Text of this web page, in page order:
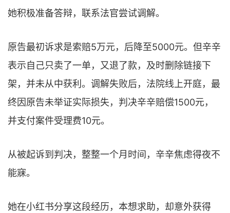
她积极准备答辩，联系法官尝试调解。
原告最初诉求是索赔5万元，后降至5000元。但辛辛
表示自己只卖了一单，又退了款，及时删除链接下
架，并未从中获利。调解失败后，法院线上开庭，最
终因原告未举证实际损失，判决辛辛赔偿1500元，
并支付案件受理费10元。
从被起诉到判决，整整一个月时间，辛辛焦虑得夜不
能寐。
她在小红书分享这段经历，本想求助，却意外获得